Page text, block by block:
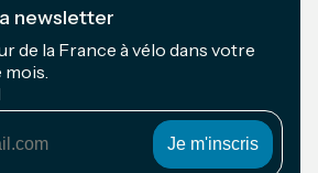
newsletter
de la France à vélo dans votre
mois.